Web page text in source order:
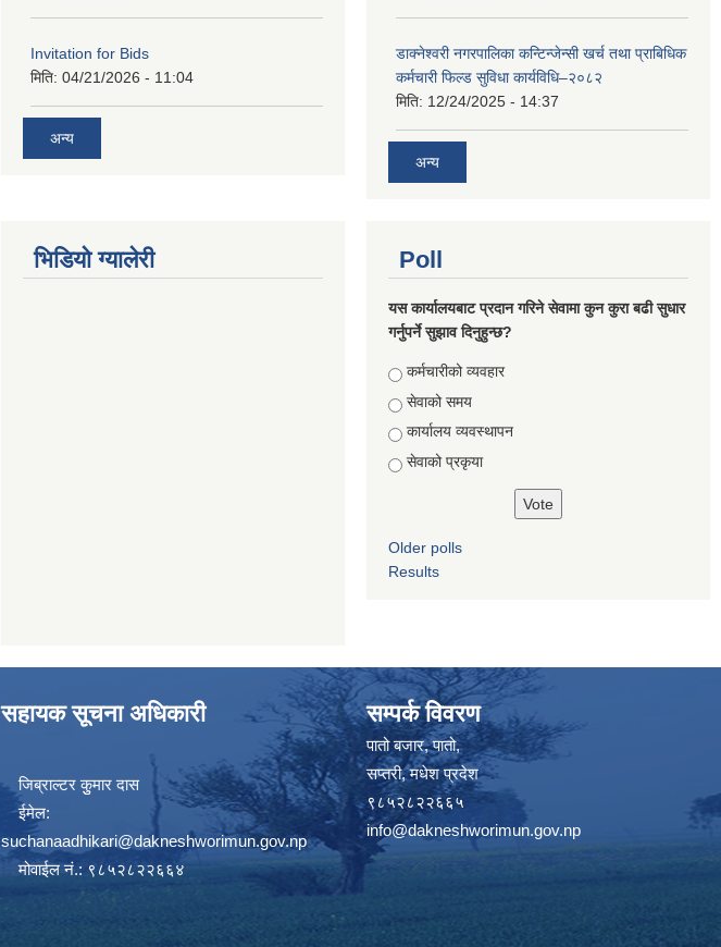
Invitation for Bids
मिति: 04/21/2026 - 11:04
अन्य
डाक्नेश्वरी नगरपालिका कन्टिन्जेन्सी खर्च तथा प्राबिधिक
कर्मचारी फिल्ड सुविधा कार्यविधि–२०८२
मिति: 12/24/2025 - 14:37
अन्य
भिडियाे ग्यालेरी Poll
यस कार्यालयबाट प्रदान गरिने सेवामा कुन कुरा बढी सुधार
गर्नुपर्ने सुझाव दिनुहुन्छ?
Choices
कर्मचारीको व्यवहार
सेवाको समय
कार्यालय व्यवस्थापन
सेवाको प्रकृया
Older polls
Results
सहायक सूचना अधिकारी
जिब्राल्टर कुुमार दास
ईमेल:
suchanaadhikari@dakneshworimun.gov.np
मोवाईल नं.: ९८५२८२२६६४
सम्पर्क विवरण
पातो बजार, पातो,
सप्तरी, मधेश प्रदेश
९८५२८२२६६५
info@dakneshworimun.gov.np